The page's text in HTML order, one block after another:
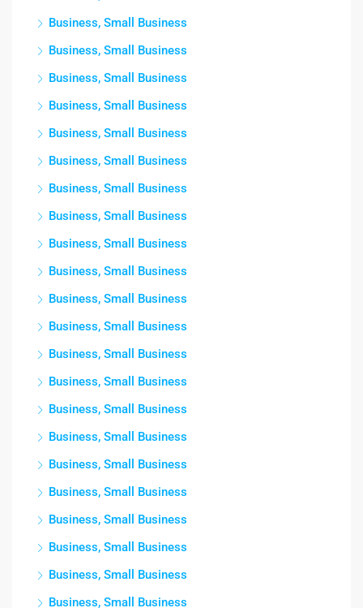
Business, Small Business
Business, Small Business
Business, Small Business
Business, Small Business
Business, Small Business
Business, Small Business
Business, Small Business
Business, Small Business
Business, Small Business
Business, Small Business
Business, Small Business
Business, Small Business
Business, Small Business
Business, Small Business
Business, Small Business
Business, Small Business
Business, Small Business
Business, Small Business
Business, Small Business
Business, Small Business
Business, Small Business
Business, Small Business